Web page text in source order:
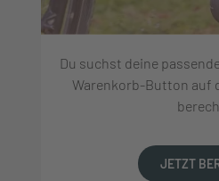
Du suchst deine
Warenkorb-Button auf
JETZT